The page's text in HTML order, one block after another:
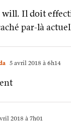
will. Il doit
par-là
5 avril 2018 à 6h14
2018 à 7h01